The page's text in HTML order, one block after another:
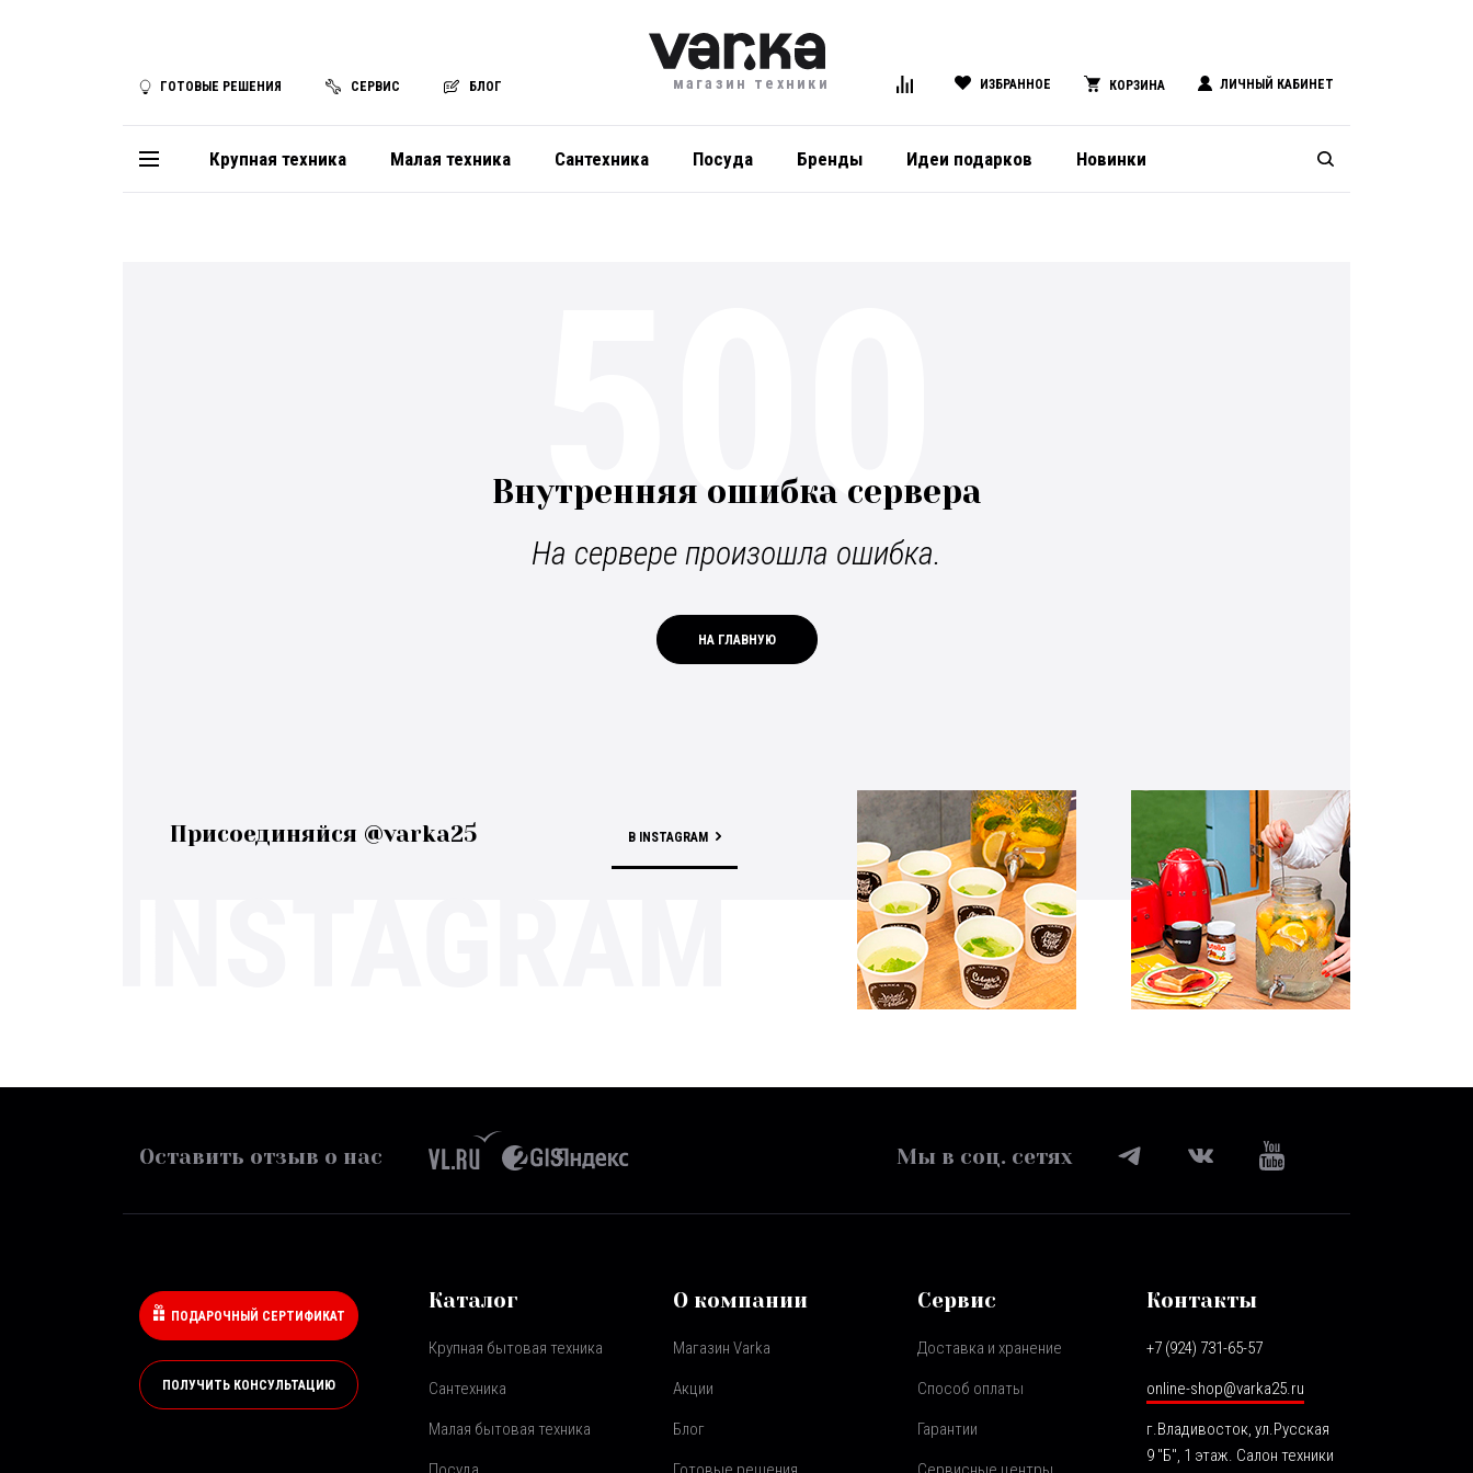
ГОТОВЫЕ РЕШЕНИЯ СЕРВИС БЛОГ магазин техники ИЗБРАННОЕ КОРЗИНА ЛИЧНЫЙ КАБИНЕТ
Крупная техника Малая техника Сантехника Посуда Бренды Идеи подарков Новинки
Внутренняя ошибка сервера
На сервере произошла ошибка.
НА ГЛАВНУЮ
500
Присоединяйся @varka25 В INSTAGRAM
Оставить отзыв о нас Мы в соц. сетях
ПОДАРОЧНЫЙ СЕРТИФИКАТ
ПОЛУЧИТЬ КОНСУЛЬТАЦИЮ
Каталог
Крупная бытовая техника
Сантехника
Малая бытовая техника
О компании
Магазин Varka
Акции
Блог
Сервис
Доставка и хранение
Способ оплаты
Гарантии
Контакты
+7 (924) 731-65-57
online-shop@varka25.ru
г.Владивосток, ул.Русская
9 "Б", 1 этаж. Салон техники